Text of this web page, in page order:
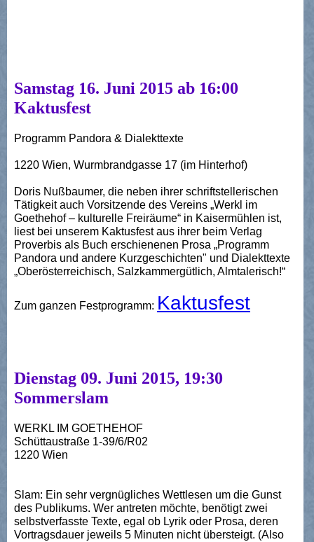
Samstag 16. Juni 2015 ab 16:00
Kaktusfest
Programm Pandora & Dialekttexte
1220 Wien, Wurmbrandgasse 17 (im Hinterhof)
Doris Nußbaumer, die neben ihrer schriftstellerischen
Tätigkeit auch Vorsitzende des Vereins „Werkl im
Goethehof – kulturelle Freiräume“ in Kaisermühlen ist,
liest bei unserem Kaktusfest aus ihrer beim Verlag
Proverbis als Buch erschienenen Prosa „Programm
Pandora und andere Kurzgeschichten" und Dialekttexte
„Oberösterreichisch, Salzkammergütlich, Almtalerisch!“
Zum ganzen Festprogramm: Kaktusfest
Dienstag 09. Juni 2015, 19:30
Sommerslam
WERKL IM GOETHEHOF
Schüttaustraße 1-39/6/R02
1220 Wien
Slam: Ein sehr vergnügliches Wettlesen um die Gunst
des Publikums. Wer antreten möchte, benötigt zwei
selbstverfasste Texte, egal ob Lyrik oder Prosa, deren
Vortragsdauer jeweils 5 Minuten nicht übersteigt. (Also